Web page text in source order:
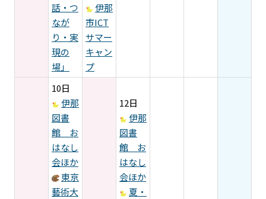
話・つ
なが
り・実
現の
場」
伊那
市ICT
サマー
キャン
プ
10日
伊那
図書
館 お
はなし
会ほか
東京
藝術大
12日
伊那
図書
館 お
はなし
会ほか
夏・